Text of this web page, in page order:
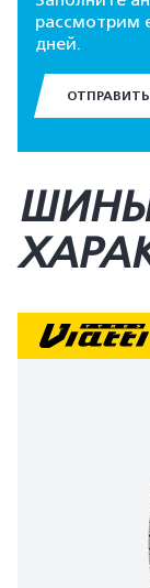
рассмотрим
дней.